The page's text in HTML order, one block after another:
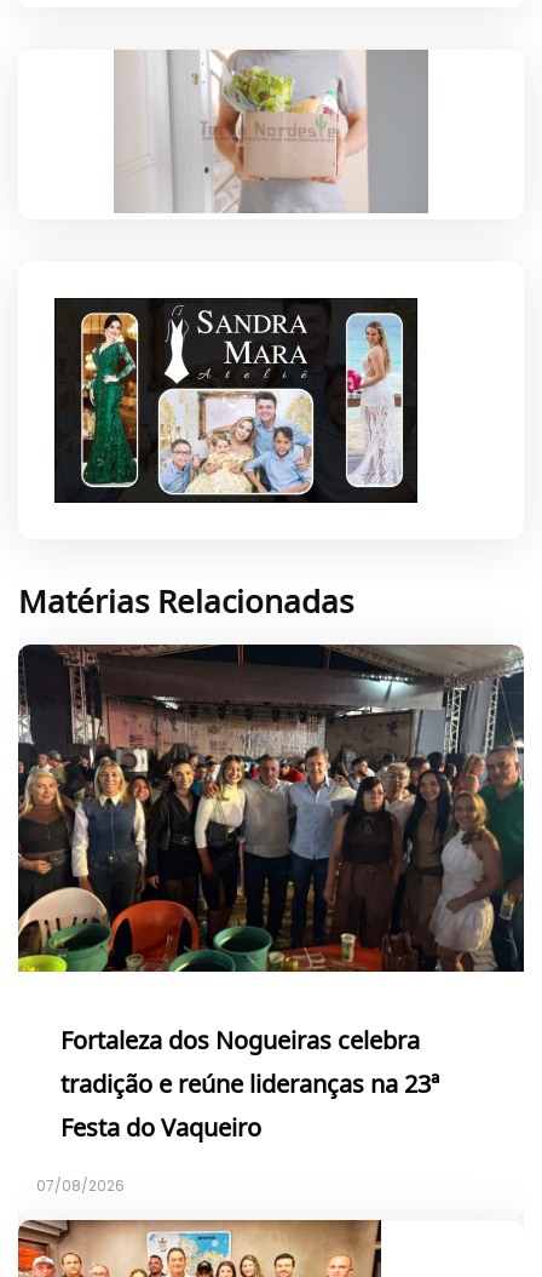
Matérias Relacionadas
Fortaleza dos Nogueiras celebra
tradição e reúne lideranças na 23ª
Festa do Vaqueiro
07/08/2026